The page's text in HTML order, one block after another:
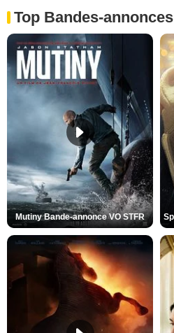
Top Bandes-annonces
Mutiny Bande-annonce VO STFR